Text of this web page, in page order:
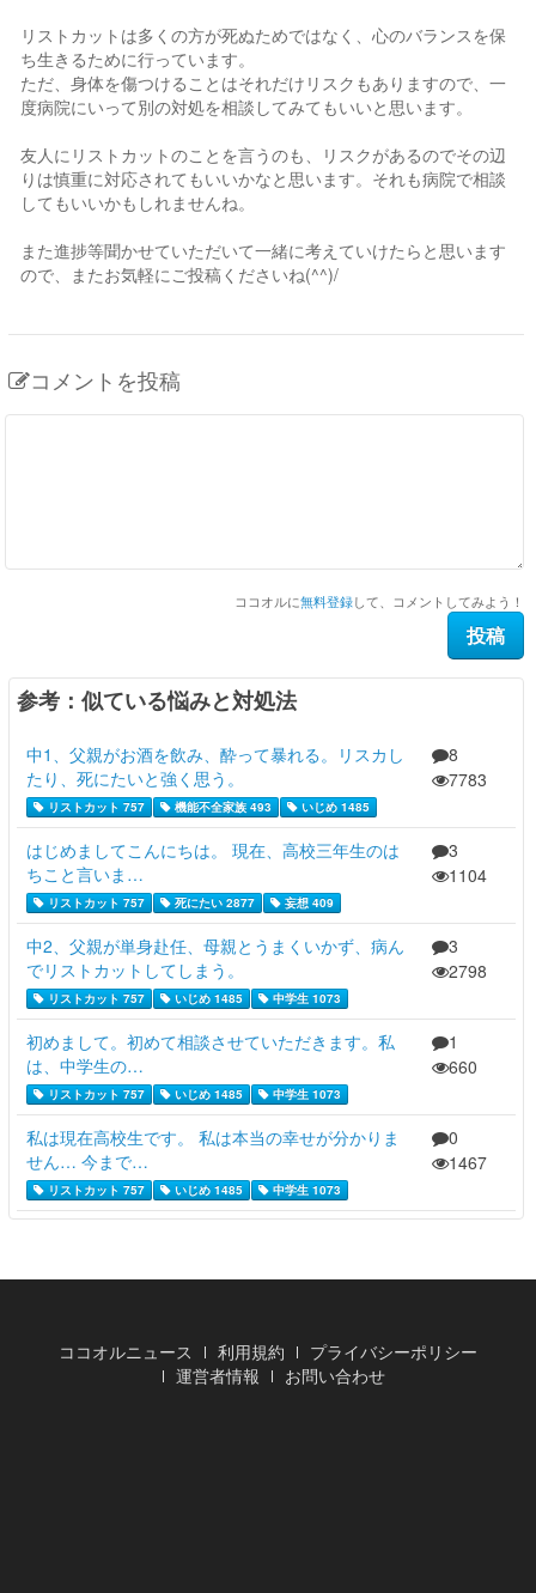
リストカットは多くの方が死ぬためではなく、心のバランスを保
ち生きるために行っています。
ただ、身体を傷つけることはそれだけリスクもありますので、一
度病院にいって別の対処を相談してみてもいいと思います。
友人にリストカットのことを言うのも、リスクがあるのでその辺
りは慎重に対応されてもいいかなと思います。それも病院で相談
してもいいかもしれませんね。
また進捗等聞かせていただいて一緒に考えていけたらと思います
ので、またお気軽にご投稿くださいね(^^)/
コメントを投稿
ココオルに無料登録して、コメントしてみよう！
参考：似ている悩みと対処法
中1、父親がお酒を飲み、酔って暴れる。リスカし
たり、死にたいと強く思う。
リストカット 757 機能不全家族 493 いじめ 1485
8
7783
はじめましてこんにちは。 現在、高校三年生のは
ちこと言いま…
リストカット 757 死にたい 2877 妄想 409
3
1104
中2、父親が単身赴任、母親とうまくいかず、病ん
でリストカットしてしまう。
リストカット 757 いじめ 1485 中学生 1073
3
2798
初めまして。初めて相談させていただきます。私
は、中学生の…
リストカット 757 いじめ 1485 中学生 1073
1
660
私は現在高校生です。 私は本当の幸せが分かりま
せん… 今まで…
リストカット 757 いじめ 1485 中学生 1073
0
1467
ココオルニュース 利用規約
プライバシーポリシー
運営者情報
お問い合わせ